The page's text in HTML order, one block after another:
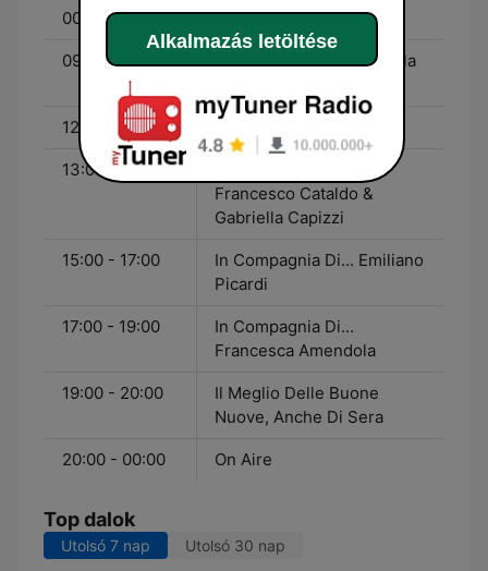
00:00 - 09:00 On Air
09:00 - 12:00
In Compagnia Di... Fiorella
12:00 - 13:00 Classifica
13:00 - 15:00
Francesco Cataldo &
Gabriella Capizzi
15:00 - 17:00
In Compagnia Di... Emiliano
Picardi
17:00 - 19:00
In Compagnia Di...
Francesca Amendola
19:00 - 20:00
Il Meglio Delle Buone
Nuove, Anche Di Sera
20:00 - 00:00 On Aire
Top dalok
Utolsó 7 nap Utolsó 30 nap
Alkalmazás letöltése